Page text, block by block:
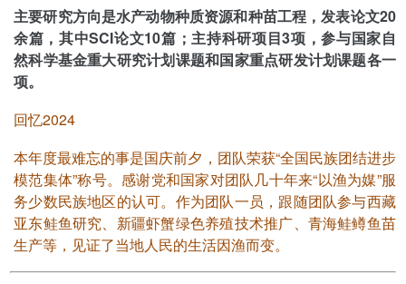
主要研究方向是水产动物种质资源和种苗工程，发表论文20
余篇，其中SCI论文10篇；主持科研项目3项，参与国家自
然科学基金重大研究计划课题和国家重点研发计划课题各一
项。
回忆2024
本年度最难忘的事是国庆前夕，团队荣获“全国民族团结进步
模范集体”称号。感谢党和国家对团队几十年来“以渔为媒”服
务少数民族地区的认可。作为团队一员，跟随团队参与西藏
亚东鲑鱼研究、新疆虾蟹绿色养殖技术推广、青海鲑鳟鱼苗
生产等，见证了当地人民的生活因渔而变。